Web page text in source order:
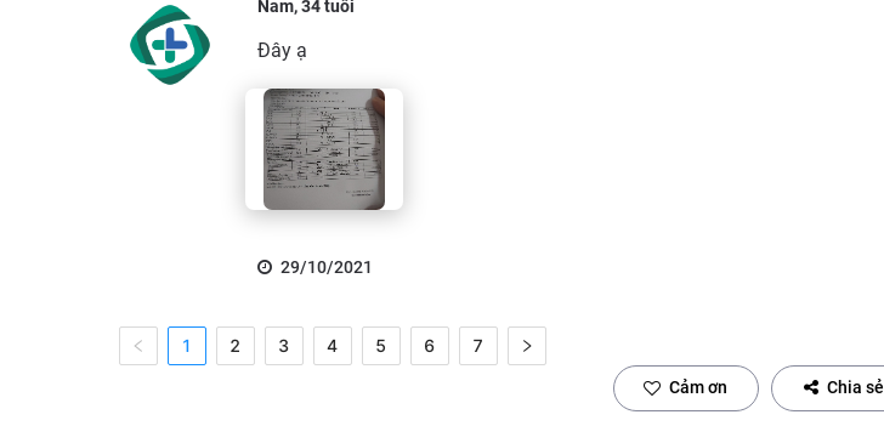
Nam, 34 tuổi
Đây ạ
29/10/2021
1 2 3 4 5 6 7
Cảm ơn Chia sẻ